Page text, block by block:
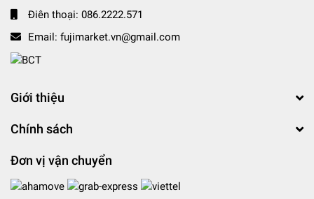
Điên thoại: 086.2222.571
Email: fujimarket.vn@gmail.com
Giới thiệu
Chính sách
Đơn vị vận chuyển